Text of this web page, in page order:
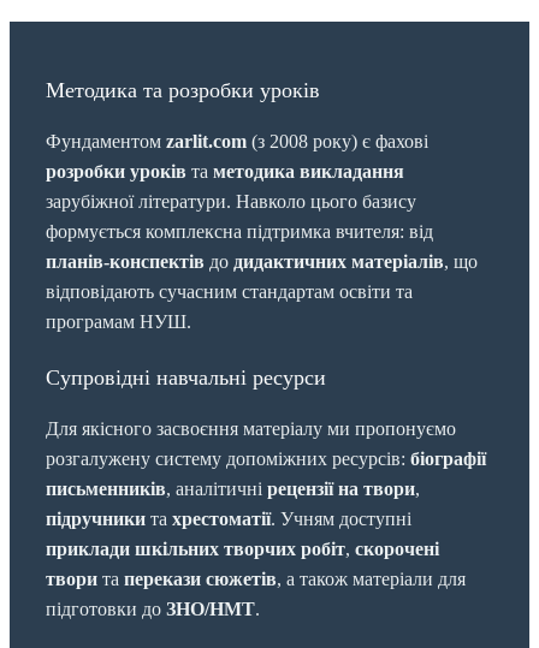
Методика та розробки уроків
Фундаментом zarlit.com (з 2008 року) є фахові
розробки уроків та методика викладання
зарубіжної літератури. Навколо цього базису
формується комплексна підтримка вчителя: від
планів-конспектів до дидактичних матеріалів, що
відповідають сучасним стандартам освіти та
програмам НУШ.
Супровідні навчальні ресурси
Для якісного засвоєння матеріалу ми пропонуємо
розгалужену систему допоміжних ресурсів: біографії
письменників, аналітичні рецензії на твори,
підручники та хрестоматії. Учням доступні
приклади шкільних творчих робіт, скорочені
твори та перекази сюжетів, а також матеріали для
підготовки до ЗНО/НМТ.